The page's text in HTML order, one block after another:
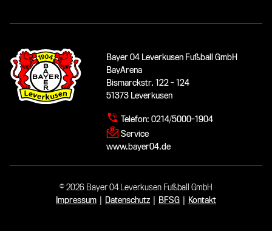
Bayer 04 Leverkusen Fußball GmbH
BayArena
Bismarckstr. 122 - 124
51373 Leverkusen
Telefon: 0214/5000-1904
Service
www.bayer04.de
© 2026 Bayer 04 Leverkusen Fußball GmbH
Impressum
Datenschutz BFSG Kontakt